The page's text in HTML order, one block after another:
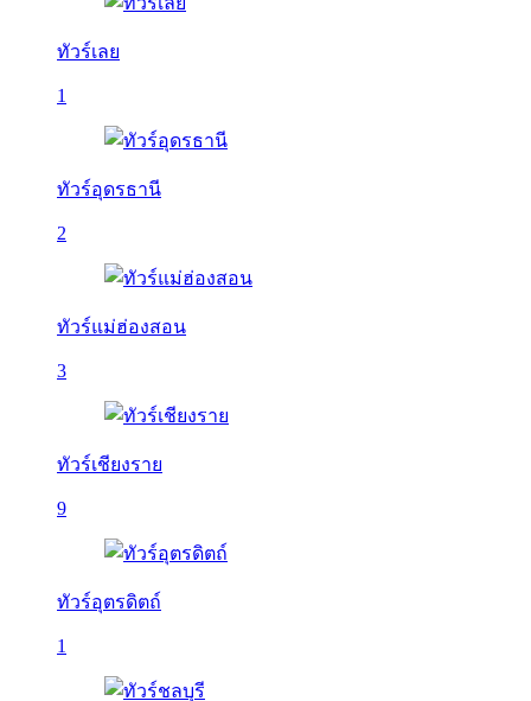
ทัวร์เลย
1
ทัวร์อุดรธานี
2
ทัวร์แม่ฮ่องสอน
3
ทัวร์เชียงราย
9
ทัวร์อุตรดิตถ์
1